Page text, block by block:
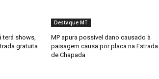
terá shows,
gratuita
Destaque MT
MP apura possível dano causado à
paisagem causa por placa na Estrada
de Chapada